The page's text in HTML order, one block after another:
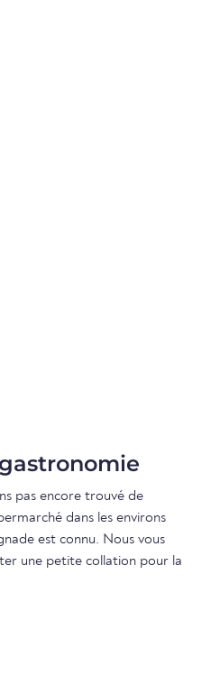
pas encore trouvé de
dans les environs
est connu. Nous vous
une petite collation pour la